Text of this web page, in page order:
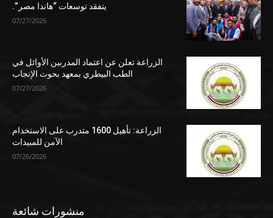
يتفقد توسعات “هاندا مصر”.
07/27/2026
الزراعة تعلن عن اعتماد المدربين الأوائل في
الطب البيطري بمعهد بحوث الإنجاب
07/27/2026
الزراعة: تأهيل 1600 متدرب على الاستخدام
الآمن للمبيدات
07/26/2026
منشورات شائعة